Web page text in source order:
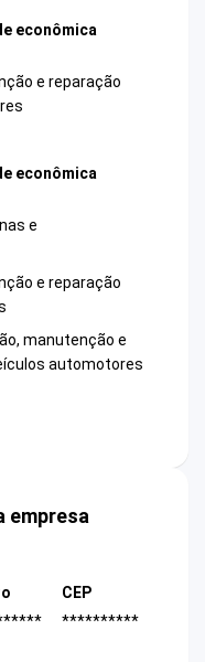
econômica
e reparação
econômica
e
e reparação
manutenção e
automotores
empresa
CEP
**********